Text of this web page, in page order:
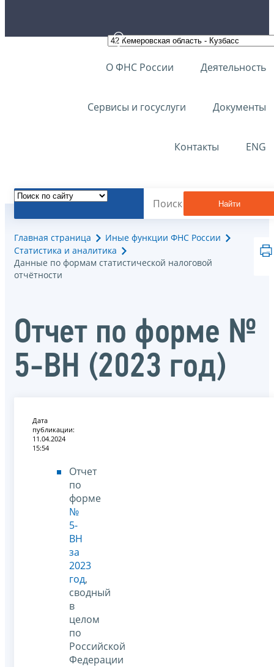
О ФНС России Деятельность
Сервисы и госуслуги Документы
Контакты ENG
Найти
Главная страница
Иные функции ФНС России
Статистика и аналитика
Данные по формам статистической налоговой
отчётности
Отчет по форме №
5-ВН (2023 год)
Дата
публикации:
11.04.2024
15:54
Отчет
по
форме
№
5-
ВН
за
2023
год,
сводный
в
целом
по
Российской
Федерации